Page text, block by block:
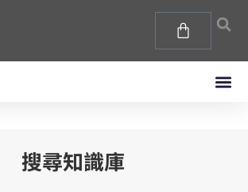
搜尋知識庫